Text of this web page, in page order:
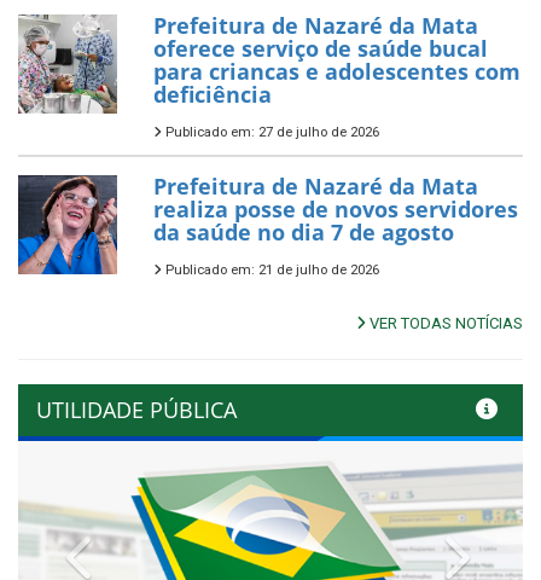
Prefeitura de Nazaré da Mata
oferece serviço de saúde bucal
para criancas e adolescentes com
deficiência
Publicado em: 27 de julho de 2026
Prefeitura de Nazaré da Mata
realiza posse de novos servidores
da saúde no dia 7 de agosto
Publicado em: 21 de julho de 2026
VER TODAS NOTÍCIAS
UTILIDADE PÚBLICA
Previous Next